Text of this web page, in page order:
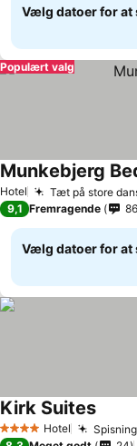
Vælg datoer for at
Populært valg
Hotel Tæt på store
Munkebjerg
9,1 Fremragende
Vælg datoer for at
4 StjernerHotel
Kirk Suites